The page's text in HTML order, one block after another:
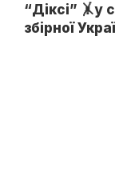
“Діксі” 🤸у
збірної